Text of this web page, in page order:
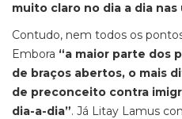
muito claro no dia a dia nas
Contudo, nem todos os
Embora “a maior parte dos
de braços abertos, o mais
de preconceito contra
dia-a-dia”. Já Litay Lamus